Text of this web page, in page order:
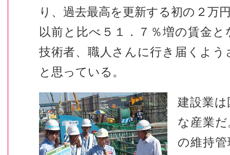
り、過去最高を更新する初の２万
以前と比べ５１．７％増の賃金
技術者、職人さんに行き届くよ
と思っている。
建設業
な産業
の維持